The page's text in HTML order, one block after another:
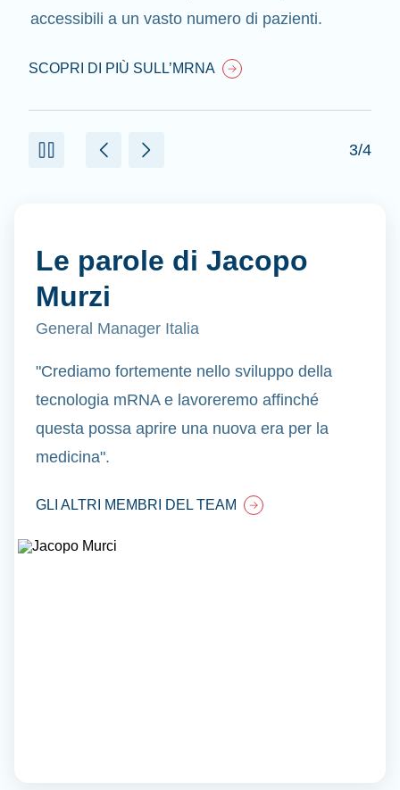
accessibili a un vasto numero di pazienti.
SCOPRI DI PIÙ SULL’MRNA
3/4
Le parole di Jacopo
Murzi
General Manager Italia
"Crediamo fortemente nello sviluppo della
tecnologia mRNA e lavoreremo affinché
questa possa aprire una nuova era per la
medicina".
GLI ALTRI MEMBRI DEL TEAM